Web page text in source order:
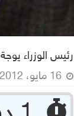
رئيس الوزراء
16 مايو، 2012